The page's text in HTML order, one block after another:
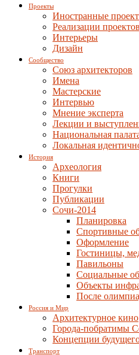
Проекты
Иностранные
Реализации проектов
Интерьеры
Дизайн
Сообщество
Союз архитекторов
Имена
Мастерские
Интервью
Мнение эксперта
Лекции и
Национальная
Локальная
История
Археология
Книги
Прогулки
Публикации
Сочи-2014
Планировка
Спортивные
Оформление
Гостиницы,
Павильоны
Социальные
Объекты
После
Россия и Мир
Архитектурное кино
Города-побратимы
Концепции
Транспорт